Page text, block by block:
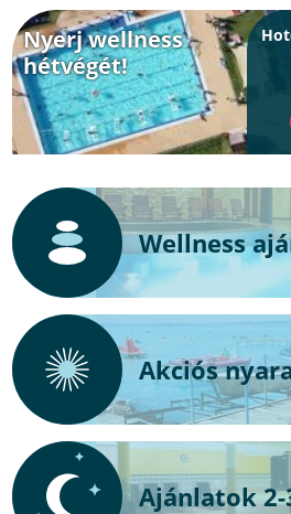
Nyerj wellness
hétvégét!
Wellness
Akciós
Ajánlatok